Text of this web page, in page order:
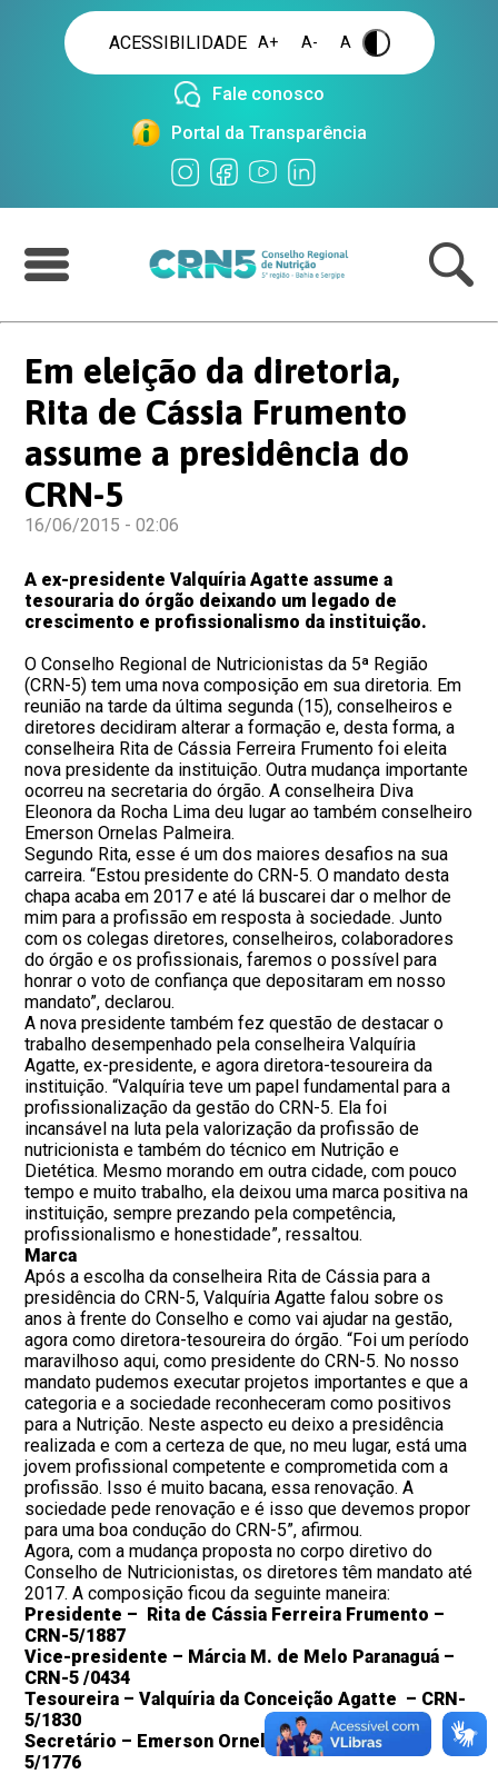
ACESSIBILIDADE A+ A- A .
Fale conosco
Portal da Transparência
Em eleição da diretoria,
Rita de Cássia Frumento
assume a presidência do
CRN-5
16/06/2015 - 02:06
A ex-presidente Valquíria Agatte assume a
tesouraria do órgão deixando um legado de
crescimento e profissionalismo da instituição.
O Conselho Regional de Nutricionistas da 5ª Região
(CRN-5) tem uma nova composição em sua diretoria. Em
reunião na tarde da última segunda (15), conselheiros e
diretores decidiram alterar a formação e, desta forma, a
conselheira Rita de Cássia Ferreira Frumento foi eleita
nova presidente da instituição. Outra mudança importante
ocorreu na secretaria do órgão. A conselheira Diva
Eleonora da Rocha Lima deu lugar ao também conselheiro
Emerson Ornelas Palmeira.
Segundo Rita, esse é um dos maiores desafios na sua
carreira. “Estou presidente do CRN-5. O mandato desta
chapa acaba em 2017 e até lá buscarei dar o melhor de
mim para a profissão em resposta à sociedade. Junto
com os colegas diretores, conselheiros, colaboradores
do órgão e os profissionais, faremos o possível para
honrar o voto de confiança que depositaram em nosso
mandato”, declarou.
A nova presidente também fez questão de destacar o
trabalho desempenhado pela conselheira Valquíria
Agatte, ex-presidente, e agora diretora-tesoureira da
instituição. “Valquíria teve um papel fundamental para a
profissionalização da gestão do CRN-5. Ela foi
incansável na luta pela valorização da profissão de
nutricionista e também do técnico em Nutrição e
Dietética. Mesmo morando em outra cidade, com pouco
tempo e muito trabalho, ela deixou uma marca positiva na
instituição, sempre prezando pela competência,
profissionalismo e honestidade”, ressaltou.
Marca
Após a escolha da conselheira Rita de Cássia para a
presidência do CRN-5, Valquíria Agatte falou sobre os
anos à frente do Conselho e como vai ajudar na gestão,
agora como diretora-tesoureira do órgão. “Foi um período
maravilhoso aqui, como presidente do CRN-5. No nosso
mandato pudemos executar projetos importantes e que a
categoria e a sociedade reconheceram como positivos
para a Nutrição. Neste aspecto eu deixo a presidência
realizada e com a certeza de que, no meu lugar, está uma
jovem profissional competente e comprometida com a
profissão. Isso é muito bacana, essa renovação. A
sociedade pede renovação e é isso que devemos propor
para uma boa condução do CRN-5”, afirmou.
Agora, com a mudança proposta no corpo diretivo do
Conselho de Nutricionistas, os diretores têm mandato até
2017. A composição ficou da seguinte maneira:
Presidente – Rita de Cássia Ferreira Frumento –
CRN-5/1887
Vice-presidente – Márcia M. de Melo Paranaguá –
CRN-5 /0434
Tesoureira – Valquíria da Conceição Agatte – CRN-
5/1830
Secretário – Emerson Ornelas Palmeira – CRN-
5/1776